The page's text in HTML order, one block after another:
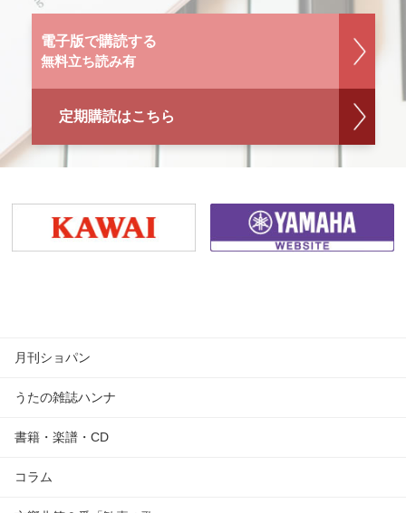
電子版で購読する
無料立ち読み有
定期購読はこちら
月刊ショパン
うたの雑誌ハンナ
書籍・楽譜・CD
コラム